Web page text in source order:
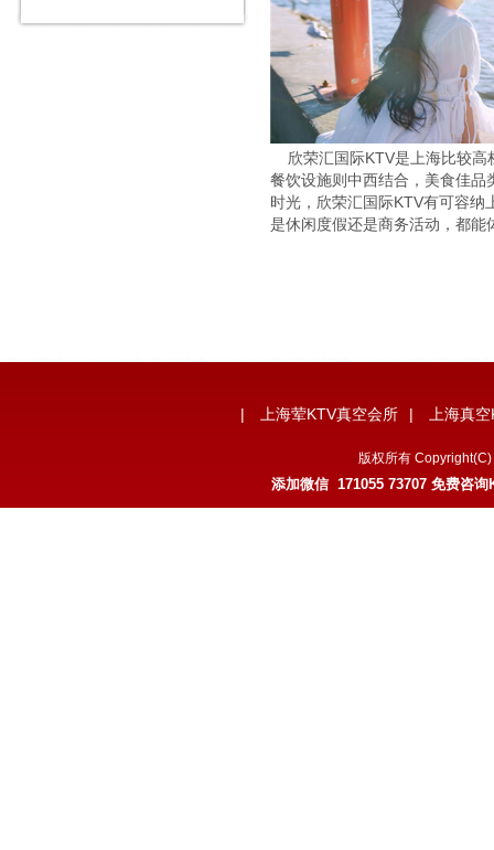
欣荣汇国际KTV是上海比较高
餐饮设施则中西结合，美食佳
时光，欣荣汇国际KTV有可容纳
是休闲度假还是商务活动，都
| 上海荤KTV真空会所 | 上海真
版权所有
添加微信 171055 73707 免费咨